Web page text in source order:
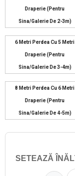
Draperie (pentru
Sina/galerie De 2-3m)
6 Metri Perdea Cu 5 Metri
Draperie (pentru
Sina/galerie De 3-4m)
8 Metri Perdea Cu 6 Metri
Draperie (pentru
Sina/galerie De 4-5m)
SETEAZĂ